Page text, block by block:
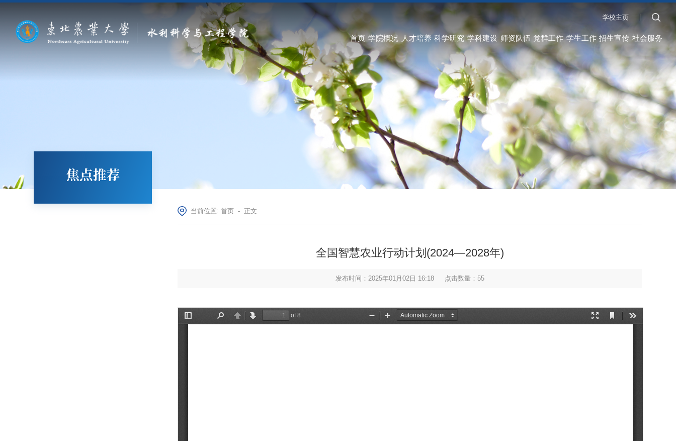
学校主页
首页 学院概况 人才培养 科学研究 学科建设 师资队伍 党群工作 学生工作 招生宣传 社会服务
焦点推荐
当前位置: 首页- 正文
全国智慧农业行动计划(2024—2028年)
发布时间：2025年01月02日 16:18 点击数量： 55